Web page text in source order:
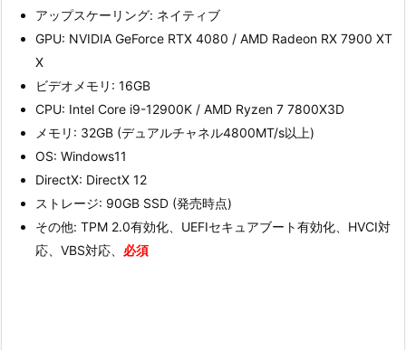
アップスケーリング: ネイティブ
GPU: NVIDIA GeForce RTX 4080 / AMD Radeon RX 7900 XT
X
ビデオメモリ: 16GB
CPU: Intel Core i9-12900K / AMD Ryzen 7 7800X3D
メモリ: 32GB (デュアルチャネル4800MT/s以上)
OS: Windows11
DirectX: DirectX 12
ストレージ: 90GB SSD (発売時点)
その他: TPM 2.0有効化、UEFIセキュアブート有効化、HVCI対
応、VBS対応、 必須